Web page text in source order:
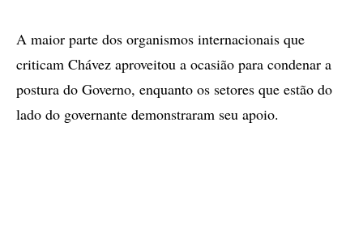
A maior parte dos organismos internacionais que
criticam Chávez aproveitou a ocasião para condenar a
postura do Governo, enquanto os setores que estão do
lado do governante demonstraram seu apoio.